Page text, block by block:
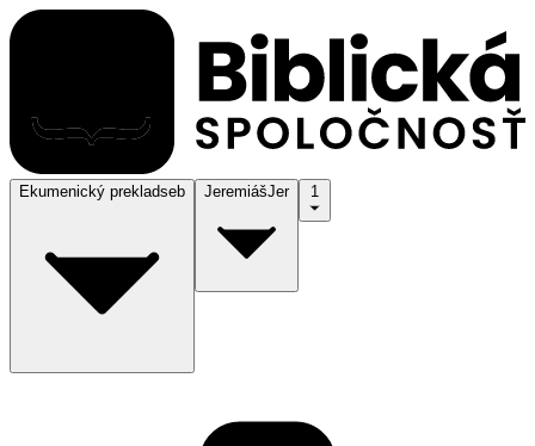
Ekumenický prekladseb JeremiášJer